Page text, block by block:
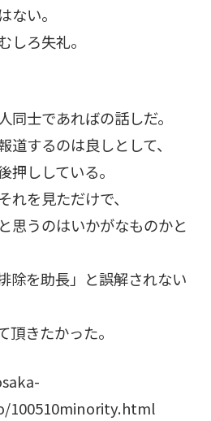
ない。
しろ失礼。
同士であればの話しだ。
するのは良しとして、
押ししている。
を見ただけで、
思うのはいかがなものかと
除を助長」と誤解されない
頂きたかった。
100510minority.html